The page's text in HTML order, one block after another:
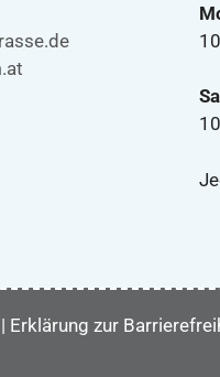
| Erklärung zur